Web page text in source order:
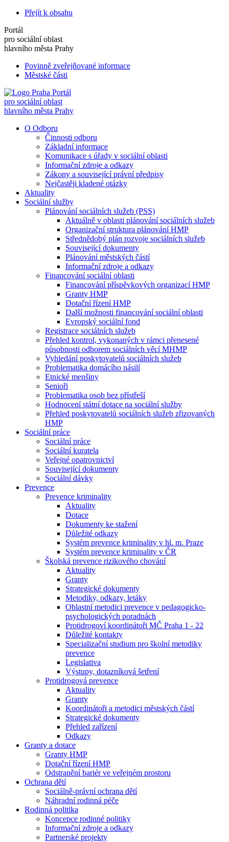
Přejít k obsahu
Portál
pro sociální oblast
hlavního města Prahy
Povinně zveřejňované informace
Městské části
Portál
pro sociální oblast
hlavního města Prahy
O Odboru
Činnosti odboru
Základní informace
Komunikace s úřady v sociální oblasti
Informační zdroje a odkazy
Zákony a související právní předpisy
Nejčastěji kladené otázky
Aktuality
Sociální služby
Plánování sociálních služeb (PSS)
Aktuálně v oblasti plánování sociálních služeb
Organizační struktura plánování HMP
Střednědobý plán rozvoje sociálních služeb
Související dokumenty
Plánování městských částí
Informační zdroje a odkazy
Financování sociální oblasti
Financování příspěvkových organizací HMP
Granty HMP
Dotační řízení HMP
Další možnosti financování sociální oblasti
Evropský sociální fond
Registrace sociálních služeb
Přehled kontrol, vykonaných v rámci přenesené
působnosti odborem sociálních věcí MHMP
Vyhledání poskytovatelů sociálních služeb
Problematika domácího násilí
Etnické menšiny
Senioři
Problematika osob bez přístřeší
Hodnocení státní dotace na sociální služby
Přehled poskytovatelů sociálních služeb zřizovaných
HMP
Sociální práce
Sociální práce
Sociální kuratela
Veřejné opatrovnictví
Související dokumenty
Sociální dávky
Prevence
Prevence kriminality
Aktuality
Dotace
Dokumenty ke stažení
Důležité odkazy
Systém prevence kriminality v hl. m. Praze
Systém prevence kriminality v ČR
Školská prevence rizikového chování
Aktuality
Granty
Strategické dokumenty
Metodiky, odkazy, letáky
Oblastní metodici prevence v pedagogicko-
psychologických poradnách
Protidrogoví koordinátoři MČ Praha 1 - 22
Důležité kontakty
Specializační studium pro školní metodiky
prevence
Legislativa
Výstupy, dotazníková šetření
Protidrogová prevence
Aktuality
Granty
Koordinátoři a metodici městských částí
Strategické dokumenty
Přehled zařízení
Odkazy
Granty a dotace
Granty HMP
Dotační řízení HMP
Odstranění bariér ve veřejném prostoru
Ochrana dětí
Sociálně-právní ochrana dětí
Náhradní rodinná péče
Rodinná politika
Koncepce rodinné politiky
Informační zdroje a odkazy
Partnerské projekty